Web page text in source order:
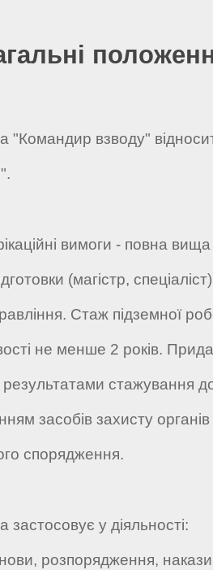
"Командир взводу"
вимоги - повна вища
(магістр,
Стаж підземної
не менше 2 років.
стажування
засобів захисту
спорядження.
застосовує у діяльності:
розпорядження, накази